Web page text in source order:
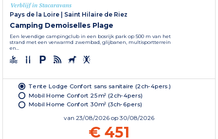
Verblijf in Stacaravans
Pays de la Loire | Saint Hilaire de Riez
Camping Demoiselles Plage
Een levendige campingclub in een bosrijk park op 500 m van het
strand met een verwarmd zwembad, glijbanen, multisportterrein
en...
Tente Lodge Confort sans sanitaire (2ch-4pers.)
Mobil Home Confort 25m² (2ch-4pers)
Mobil Home Confort 30m² (3ch-6pers)
van 23/08/2026 op 30/08/2026
€ 451